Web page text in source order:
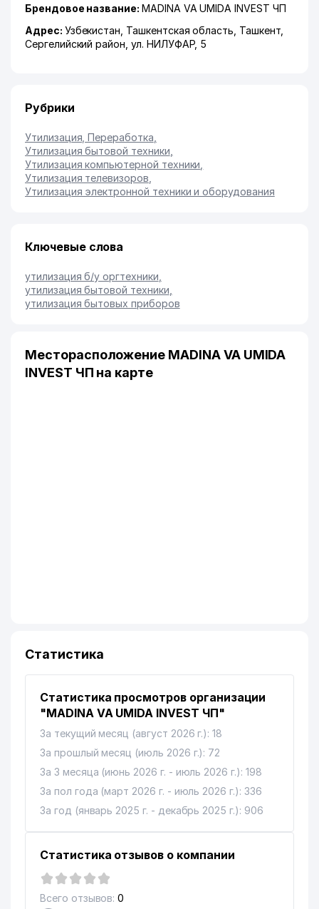
Брендовое название: MADINA VA UMIDA INVEST ЧП
Адрес: Узбекистан, Ташкентская область Ташкент,
Сергелийский район ,ул. НИЛУФАР, 5
Рубрики
Утилизация, Переработка
Утилизация бытовой техники
Утилизация компьютерной техники
Утилизация телевизоров
Утилизация электронной техники и оборудования
Ключевые слова
утилизация б/у оргтехники
утилизация бытовой техники
утилизация бытовых приборов
Месторасположение MADINA VA UMIDA
INVEST ЧП на карте
Статистика
Статистика просмотров организации
"MADINA VA UMIDA INVEST ЧП"
За текущий месяц (август 2026 г.): 18
За прошлый месяц (июль 2026 г.): 72
За 3 месяца (июнь 2026 г. - июль 2026 г.): 198
За пол года (март 2026 г. - июль 2026 г.): 336
За год (январь 2025 г. - декабрь 2025 г.): 906
Статистика отзывов о компании
Всего отзывов: 0